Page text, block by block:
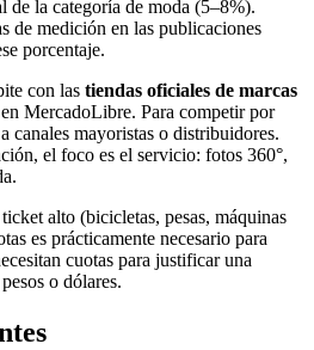
de la categoría de moda (5–8%).
de medición en las publicaciones
porcentaje.
con las tiendas oficiales de marcas
MercadoLibre. Para competir por
canales mayoristas o distribuidores.
el foco es el servicio: fotos 360°,
alto (bicicletas, pesas, máquinas
es prácticamente necesario para
cuotas para justificar una
o dólares.